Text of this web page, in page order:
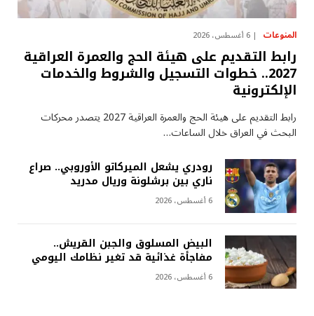
المنوعات 6 أغسطس، 2026
رابط التقديم على هيئة الحج والعمرة العراقية
2027.. خطوات التسجيل والشروط والخدمات
الإلكترونية
رابط التقديم على هيئة الحج والعمرة العراقية 2027 يتصدر محركات
البحث في العراق خلال الساعات…
رودري يشعل الميركاتو الأوروبي.. صراع
ناري بين برشلونة وريال مدريد
6 أغسطس، 2026
البيض المسلوق والجبن القريش..
مفاجأة غذائية قد تغير نظامك اليومي
6 أغسطس، 2026